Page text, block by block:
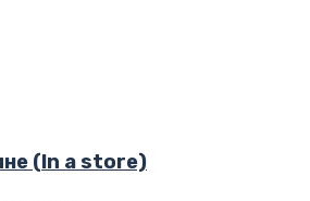
(In a store)